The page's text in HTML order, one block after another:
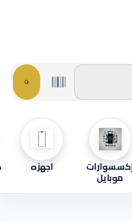
موبايل
اجهزه